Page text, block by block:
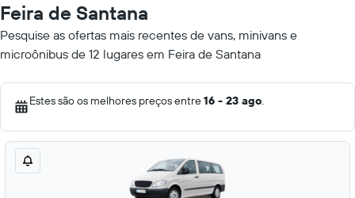
Feira de Santana
Pesquise as ofertas mais recentes de vans, minivans e
microônibus de 12 lugares em Feira de Santana
Estes são os melhores preços entre16 - 23 ago.